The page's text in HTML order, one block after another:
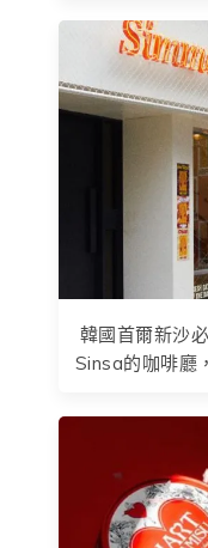
韓國首爾新沙
Sinsa的咖啡廳